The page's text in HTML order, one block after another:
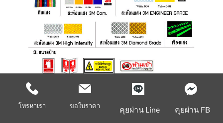
โทรหาเรา ขอใบราคา คุยผ่าน Line คุยผ่าน FB